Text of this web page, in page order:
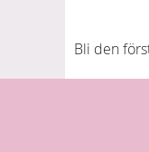
Bli den